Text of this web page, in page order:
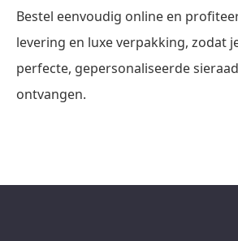
Bestel eenvoudig online en
levering en luxe verpakking, zodat
perfecte, gepersonaliseerde
ontvangen.